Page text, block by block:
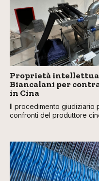
Proprietà
Biancalani per
in Cina
Il procedimento giudiziario
confronti del produttore